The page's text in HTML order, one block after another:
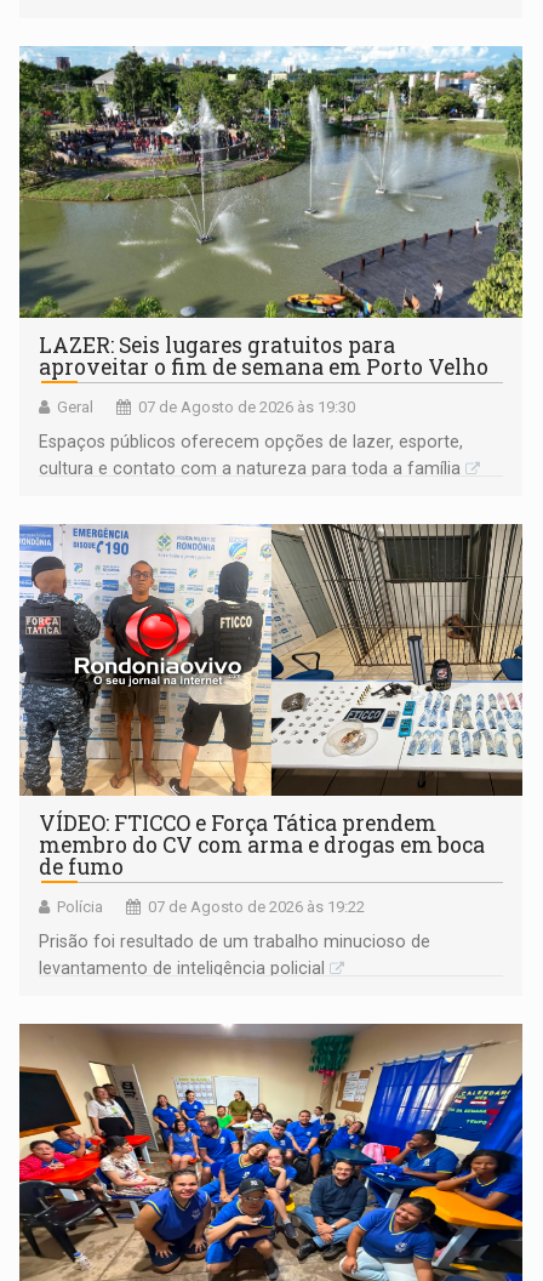
LAZER: Seis lugares gratuitos para
aproveitar o fim de semana em Porto Velho
Geral 07 de Agosto de 2026 às 19:30
Espaços públicos oferecem opções de lazer, esporte,
cultura e contato com a natureza para toda a família
VÍDEO: FTICCO e Força Tática prendem
membro do CV com arma e drogas em boca
de fumo
Polícia 07 de Agosto de 2026 às 19:22
Prisão foi resultado de um trabalho minucioso de
levantamento de inteligência policial